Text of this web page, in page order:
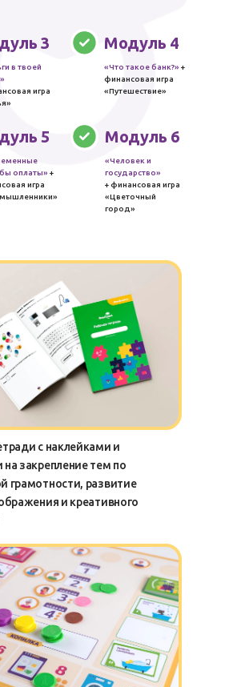
с наклейками и
закрепление тем по
грамотности, развитие
и креативного
«Человек и
государство»
+ финансовая игра
«Цветочный
город»
Модуль 6
оплаты» +
игра
5
«Что такое банк?» +
финансовая игра
«Путешествие»
Модуль 4
в твоей
игра
3